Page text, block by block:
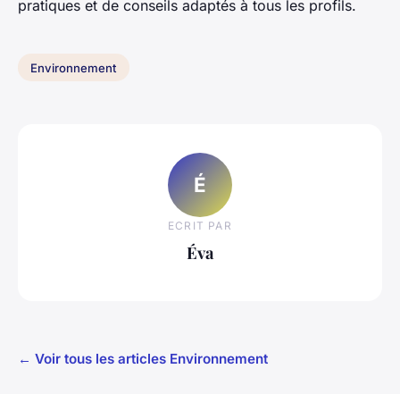
pratiques et de conseils adaptés à tous les profils.
Environnement
É
ECRIT PAR
Éva
← Voir tous les articles Environnement